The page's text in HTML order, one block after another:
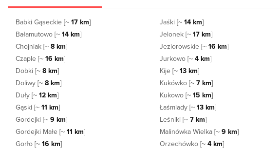
Babki Gąseckie [~ 17 km]
Bałamutowo [~ 14 km]
Chojniak [~ 8 km]
Czaple [~ 16 km]
Dobki [~ 8 km]
Doliwy [~ 8 km]
Duły [~ 12 km]
Gąski [~ 11 km]
Gordejki [~ 9 km]
Gordejki Małe [~ 11 km]
Gorło [~ 16 km]
Jaśki [~14 km]
Jelonek [~17 km]
Jeziorowskie [~16 km]
Jurkowo [~4 km]
Kije [~13 km]
Kukówko [~7 km]
Kukowo [~15 km]
Łaśmiady [~13 km]
Leśniki [~7 km]
Malinówka Wielka [~9 km]
Orzechówko [~4 km]